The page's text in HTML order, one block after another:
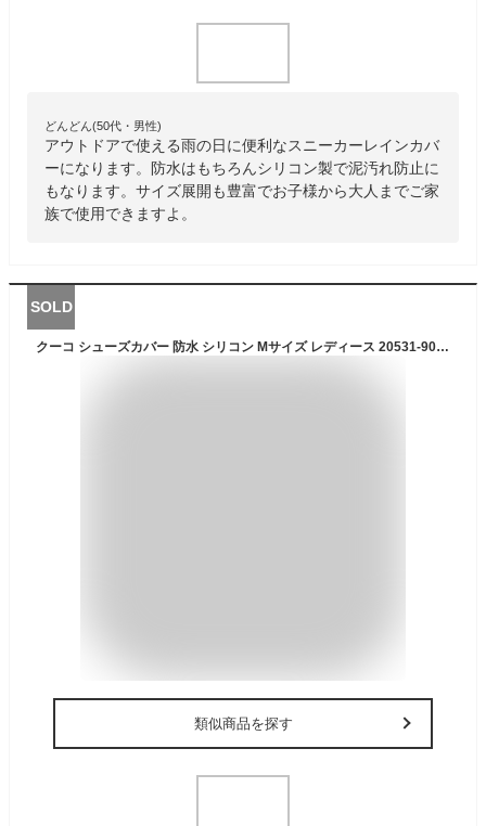
どんどん(50代・男性)
アウトドアで使える雨の日に便利なスニーカーレインカバ
ーになります。防水はもちろんシリコン製で泥汚れ防止に
もなります。サイズ展開も豊富でお子様から大人までご家
族で使用できますよ。
SOLD
クーコ シューズカバー 防水 シリコン Mサイズ レディース 20531-90007m COOCO | レインカバー ファスナー付き 収納袋付き アウトドア 雨 スニーカーカバー[bef][即日発送]
類似商品を探す